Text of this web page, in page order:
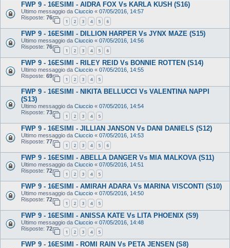
FWP 9 - 16ESIMI - AIDRA FOX Vs KARLA KUSH (S16)
Ultimo messaggio da Ciuccio « 07/05/2016, 14:57
Risposte: 76
1 2 3 4 5 6
FWP 9 - 16ESIMI - DILLION HARPER Vs JYNX MAZE (S15)
Ultimo messaggio da Ciuccio « 07/05/2016, 14:56
Risposte: 76
1 2 3 4 5 6
FWP 9 - 16ESIMI - RILEY REID Vs BONNIE ROTTEN (S14)
Ultimo messaggio da Ciuccio « 07/05/2016, 14:55
Risposte: 69
1 2 3 4 5
FWP 9 - 16ESIMI - NIKITA BELLUCCI Vs VALENTINA NAPPI
(S13)
Ultimo messaggio da Ciuccio « 07/05/2016, 14:54
Risposte: 73
1 2 3 4 5
FWP 9 - 16ESIMI - JILLIAN JANSON Vs DANI DANIELS (S12)
Ultimo messaggio da Ciuccio « 07/05/2016, 14:53
Risposte: 77
1 2 3 4 5 6
FWP 9 - 16ESIMI - ABELLA DANGER Vs MIA MALKOVA (S11)
Ultimo messaggio da Ciuccio « 07/05/2016, 14:51
Risposte: 72
1 2 3 4 5
FWP 9 - 16ESIMI - AMIRAH ADARA Vs MARINA VISCONTI (S10)
Ultimo messaggio da Ciuccio « 07/05/2016, 14:50
Risposte: 72
1 2 3 4 5
FWP 9 - 16ESIMI - ANISSA KATE Vs LITA PHOENIX (S9)
Ultimo messaggio da Ciuccio « 07/05/2016, 14:48
Risposte: 72
1 2 3 4 5
FWP 9 - 16ESIMI - ROMI RAIN Vs PETA JENSEN (S8)